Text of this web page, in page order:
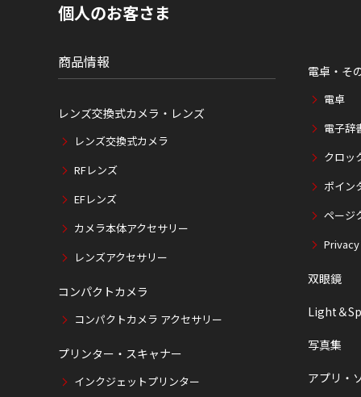
個人のお客さま
商品情報
レンズ交換式カメラ・レンズ
レンズ交換式カメラ
RFレンズ
EFレンズ
カメラ本体アクセサリー
レンズアクセサリー
コンパクトカメラ
コンパクトカメラ アクセサリー
プリンター・スキャナー
インクジェットプリンター
電卓・そ
電卓
電子辞
クロッ
ポイン
ページ
Privacy
双眼鏡
Light＆
写真集
アプリ・